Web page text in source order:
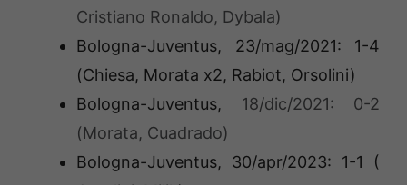
Cristiano Ronaldo, Dybala)
Bologna-Juventus, 23/mag/2021: 1-4
(Chiesa, Morata x2, Rabiot, Orsolini)
Bologna-Juventus, 18/dic/2021: 0-2
(Morata, Cuadrado)
Bologna-Juventus, 30/apr/2023: 1-1 (